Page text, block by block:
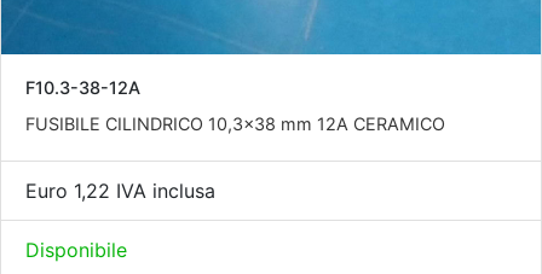
F10.3-38-12A
FUSIBILE CILINDRICO 10,3x38 mm 12A CERAMICO
Euro 1,22 IVA inclusa
Disponibile